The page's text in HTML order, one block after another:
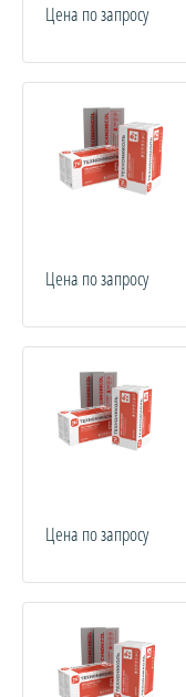
Цена по запросу
Цена по запросу
Цена по запросу